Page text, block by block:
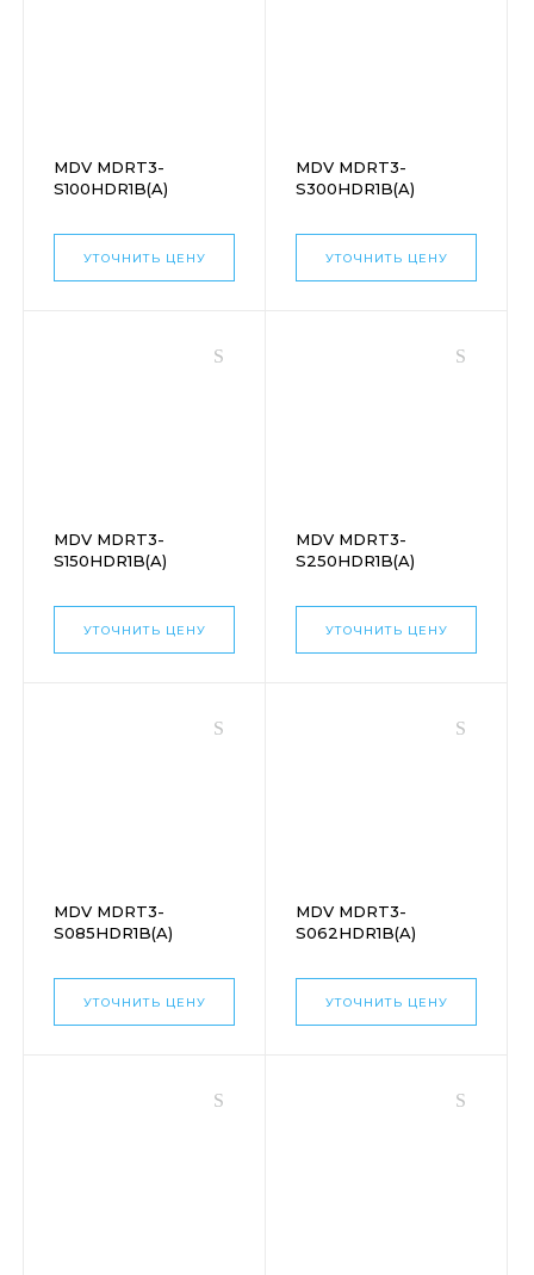
MDV MDRT3-
S100HDR1B(A)
УТОЧНИТЬ ЦЕНУ
MDV MDRT3-
S300HDR1B(A)
УТОЧНИТЬ ЦЕНУ
MDV MDRT3-
S150HDR1B(A)
УТОЧНИТЬ ЦЕНУ
MDV MDRT3-
S250HDR1B(A)
УТОЧНИТЬ ЦЕНУ
MDV MDRT3-
S085HDR1B(A)
УТОЧНИТЬ ЦЕНУ
MDV MDRT3-
S062HDR1B(A)
УТОЧНИТЬ ЦЕНУ